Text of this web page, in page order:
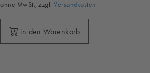
ohne MwSt., zzgl.Versandkosten
in den Warenkorb